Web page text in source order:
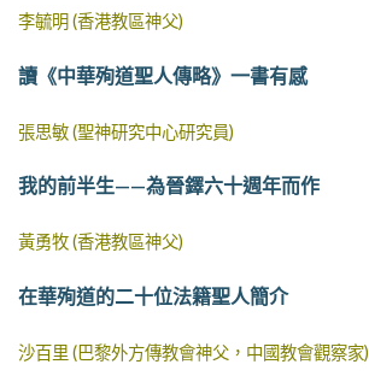
李毓明 (香港教區神父)
讀《中華殉道聖人傳略》一書有感
張思敏 (聖神研究中心研究員)
我的前半生——為晉鐸六十週年而作
黃勇牧 (香港教區神父)
在華殉道的二十位法籍聖人簡介
沙百里 (巴黎外方傳教會神父，中國教會觀察家)